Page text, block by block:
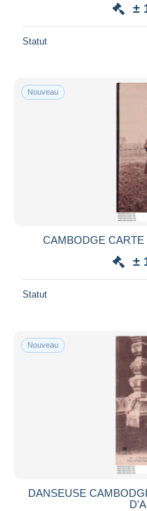
±
Statut
Nouveau
CAMBODGE CARTE
±
Statut
Nouveau
DANSEUSE